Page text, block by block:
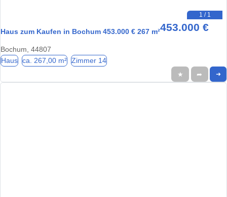
1 / 1
Haus zum Kaufen in Bochum 453.000 € 267 m²453.000 €
Bochum, 44807
Haus ca. 267,00 m² Zimmer 14
★ ➦ ➜